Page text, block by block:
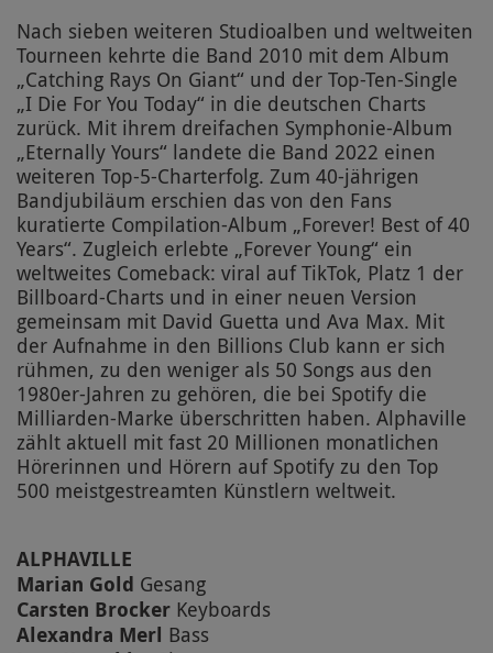
Nach sieben weiteren Studioalben und weltweiten
Tourneen kehrte die Band 2010 mit dem Album
„Catching Rays On Giant“ und der Top-Ten-Single
„I Die For You Today“ in die deutschen Charts
zurück. Mit ihrem dreifachen Symphonie-Album
„Eternally Yours“ landete die Band 2022 einen
weiteren Top-5-Charterfolg. Zum 40-jährigen
Bandjubiläum erschien das von den Fans
kuratierte Compilation-Album „Forever! Best of 40
Years“. Zugleich erlebte „Forever Young“ ein
weltweites Comeback: viral auf TikTok, Platz 1 der
Billboard-Charts und in einer neuen Version
gemeinsam mit David Guetta und Ava Max. Mit
der Aufnahme in den Billions Club kann er sich
rühmen, zu den weniger als 50 Songs aus den
1980er-Jahren zu gehören, die bei Spotify die
Milliarden-Marke überschritten haben. Alphaville
zählt aktuell mit fast 20 Millionen monatlichen
Hörerinnen und Hörern auf Spotify zu den Top
500 meistgestreamten Künstlern weltweit.
ALPHAVILLE
Marian Gold Gesang
Carsten Brocker Keyboards
Alexandra Merl Bass